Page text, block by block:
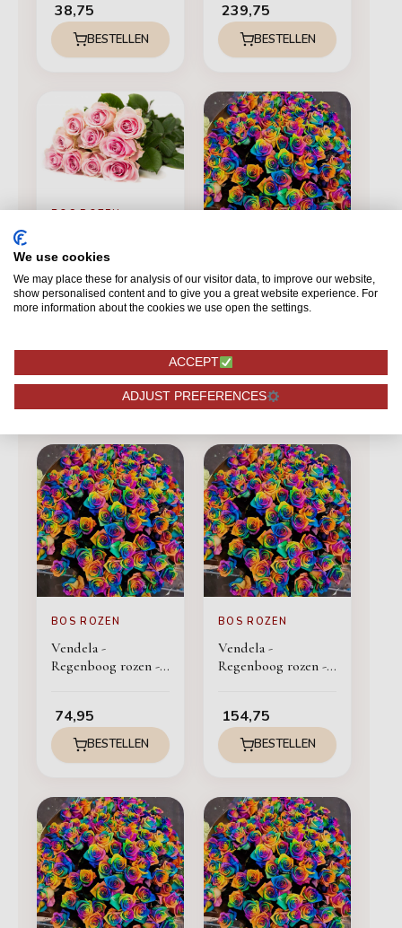
38,75
BESTELLEN
239,75
BESTELLEN
BOS ROZEN
rozen - 12 stuk
BESTELLEN
Vendela -
Regenboog rozen -
37,95
BESTELLEN
BOS ROZEN
Vendela -
Regenboog rozen -
74,95
BESTELLEN
BOS ROZEN
Vendela -
Regenboog rozen -
154,75
BESTELLEN
We use cookies
We may place these for analysis of our visitor data, to improve our website,
show personalised content and to give you a great website experience. For
more information about the cookies we use open the settings.
ACCEPT
ADJUST PREFERENCES